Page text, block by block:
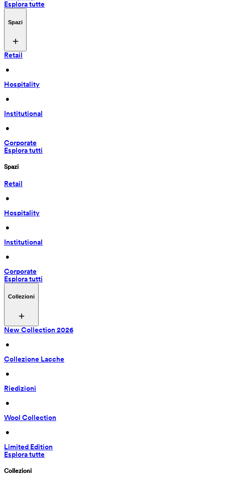
Esplora tutte
Spazi
Retail
•
Hospitality
•
Institutional
•
Corporate
Esplora tutti
Spazi
Retail
•
Hospitality
•
Institutional
•
Corporate
Esplora tutti
Collezioni
New Collection 2026
•
Collezione Lacche
•
Riedizioni
•
Wool Collection
•
Limited Edition
Esplora tutte
Collezioni